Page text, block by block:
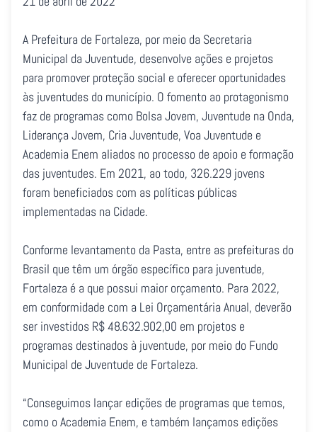
A Prefeitura de Fortaleza, por meio da Secretaria
Municipal da Juventude, desenvolve ações e projetos
para promover proteção social e oferecer oportunidades
às juventudes do município. O fomento ao protagonismo
faz de programas como Bolsa Jovem, Juventude na Onda,
Liderança Jovem, Cria Juventude, Voa Juventude e
Academia Enem aliados no processo de apoio e formação
das juventudes. Em 2021, ao todo, 326.229 jovens
foram beneficiados com as políticas públicas
implementadas na Cidade.
Conforme levantamento da Pasta, entre as prefeituras do
Brasil que têm um órgão específico para juventude,
Fortaleza é a que possui maior orçamento. Para 2022,
em conformidade com a Lei Orçamentária Anual, deverão
ser investidos R$ 48.632.902,00 em projetos e
programas destinados à juventude, por meio do Fundo
Municipal de Juventude de Fortaleza.
“Conseguimos lançar edições de programas que temos,
como o Academia Enem, e também lançamos edições